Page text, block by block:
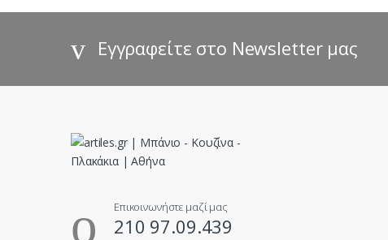
d
C
Εγγραφείτε στο Newsletter μας
Επικοινωνήστε μαζί μας
210 97.09.439